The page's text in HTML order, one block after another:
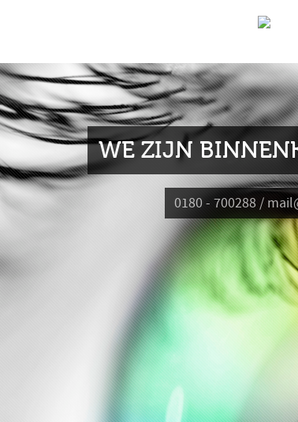
WE ZIJN
0180 - 700288 /